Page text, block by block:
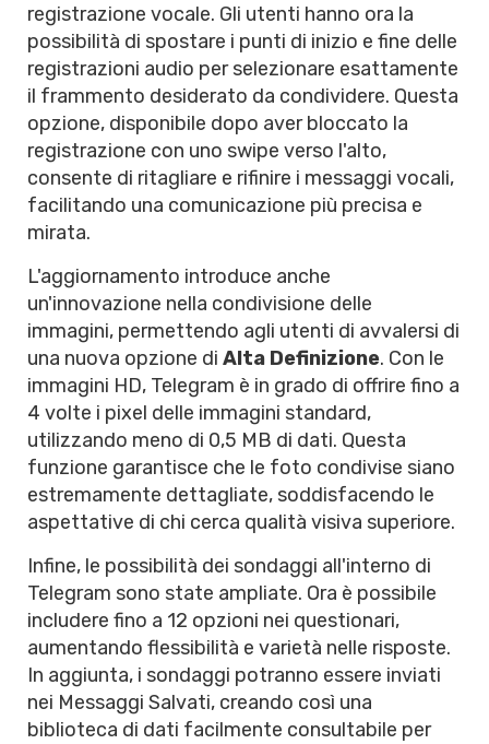
registrazione vocale. Gli utenti hanno ora la
possibilità di spostare i punti di inizio e fine delle
registrazioni audio per selezionare esattamente
il frammento desiderato da condividere. Questa
opzione, disponibile dopo aver bloccato la
registrazione con uno swipe verso l'alto,
consente di ritagliare e rifinire i messaggi vocali,
facilitando una comunicazione più precisa e
mirata.
L'aggiornamento introduce anche
un'innovazione nella condivisione delle
immagini, permettendo agli utenti di avvalersi di
una nuova opzione di Alta Definizione. Con le
immagini HD, Telegram è in grado di offrire fino a
4 volte i pixel delle immagini standard,
utilizzando meno di 0,5 MB di dati. Questa
funzione garantisce che le foto condivise siano
estremamente dettagliate, soddisfacendo le
aspettative di chi cerca qualità visiva superiore.
Infine, le possibilità dei sondaggi all'interno di
Telegram sono state ampliate. Ora è possibile
includere fino a 12 opzioni nei questionari,
aumentando flessibilità e varietà nelle risposte.
In aggiunta, i sondaggi potranno essere inviati
nei Messaggi Salvati, creando così una
biblioteca di dati facilmente consultabile per